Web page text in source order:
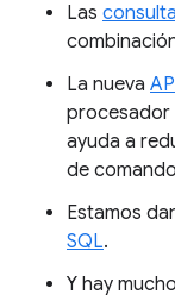
Las
La nueva
procesador
ayuda a
de
Estamos
SQL.
Y hay mucho